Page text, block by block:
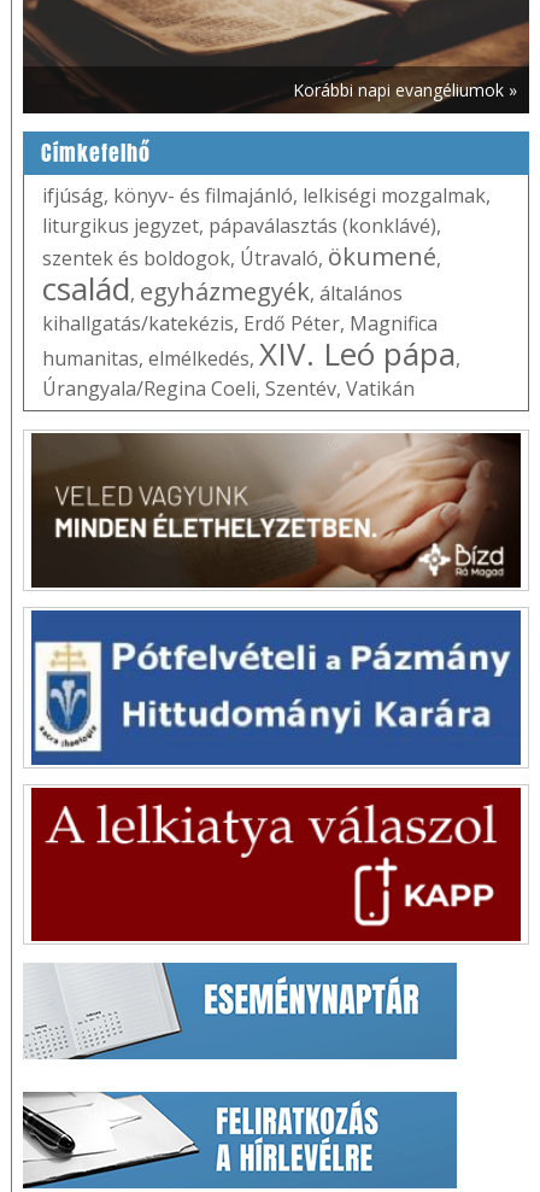
Korábbi napi evangéliumok »
Címkefelhő
ifjúság, könyv- és filmajánló, lelkiségi mozgalmak,
liturgikus jegyzet, pápaválasztás (konklávé),
szentek és boldogok, Útravaló, ökumené,
család, egyházmegyék, általános
kihallgatás/katekézis, Erdő Péter, Magnifica
humanitas, elmélkedés, XIV. Leó pápa,
Úrangyala/Regina Coeli, Szentév, Vatikán